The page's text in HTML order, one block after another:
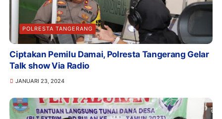
POLRESTA TANGERANG
Ciptakan Pemilu Damai, Polresta Tangerang Gelar
Talk show Via Radio
JANUARI 23, 2024